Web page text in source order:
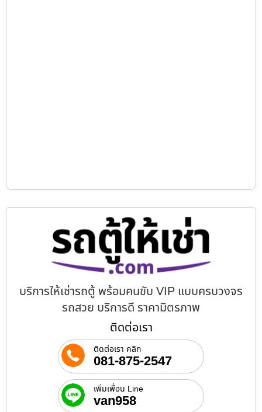
บริการให้เช่ารถตู้ พร้อมคนขับ VIP แบบครบวงจร
รถสวย บริการดี ราคามิตรภาพ
ติดต่อเรา
ติดต่อเรา คลิก
081-875-2547
เพิ่มเพื่อน Line
van958